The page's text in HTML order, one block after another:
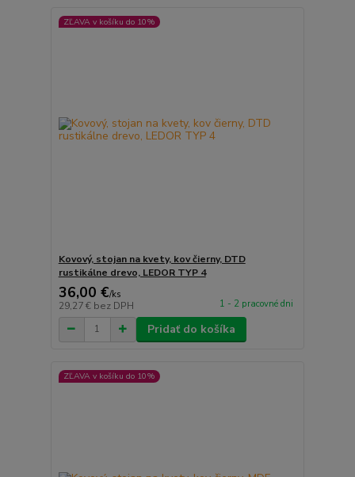
ZĽAVA v košíku do 10%
Kovový, stojan na kvety, kov čierny, DTD
rustikálne drevo, LEDOR TYP 4
36,00 €/ks
29,27 € bez DPH 1 - 2 pracovné dni
Pridať do košíka
ZĽAVA v košíku do 10%